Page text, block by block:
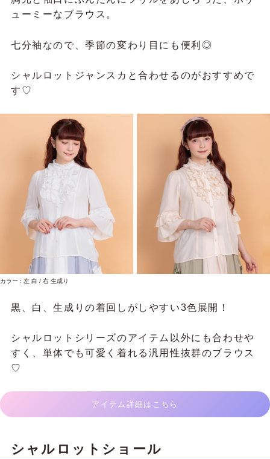
ューミーなブラウス。
七分袖なので、季節の変わり目にも便利◎
シャルロットジャンスカと合わせるのがおすすめで
す♡
カラー : 左 白 / 右 生成り
黒、白、生成りの着回しがしやすい3色展開！
シャルロットシリーズのアイテム以外にも合わせや
すく、単体でも可愛く着れる汎用性抜群のブラウス
♡
アイテム詳細はこちら
シャルロットショール